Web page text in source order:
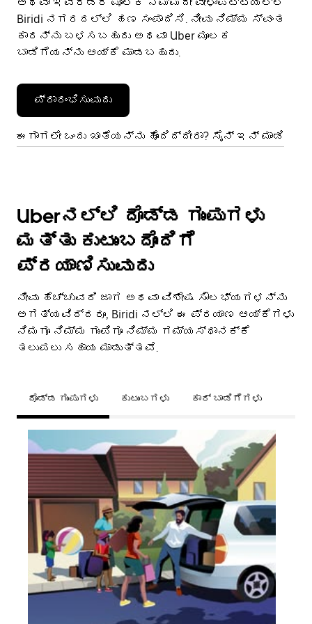
Biridi ನಗರದಲ್ಲಿ ಹಣ ಸಂಪಾದಿಸಿ. ನೀವು ನಿಮ್ಮ ಸ್ವಂತ
ಕಾರನ್ನು ಬಳಸಬಹುದು ಅಥವಾ Uber ಮೂಲಕ
ಬಾಡಿಗೆಯನ್ನು ಆಯ್ಕೆ ಮಾಡಬಹುದು.
ಪ್ರಾರಂಭಿಸುವುದು
ಈಗಾಗಲೇ ಒಂದು ಖಾತೆಯನ್ನು ಹೊಂದಿದ್ದೀರಾ? ಸೈನ್ ಇನ್ ಮಾಡಿ
Uberನಲ್ಲಿ ದೊಡ್ಡ ಗುಂಪುಗಳು
ಮತ್ತು ಕುಟುಂಬದೊಂದಿಗೆ
ಪ್ರಯಾಣಿಸುವುದು
ನೀವು ಹೆಚ್ಚುವರಿ ಜಾಗ ಅಥವಾ ವಿಶೇಷ ಸೌಲಭ್ಯಗಳನ್ನು
ಅಗತ್ಯವಿದ್ದರೂ, Biridi ನಲ್ಲಿ ಈ ಪ್ರಯಾಣ ಆಯ್ಕೆಗಳು
ನಿಮಗೂ ನಿಮ್ಮ ಗುಂಪಿಗೂ ನಿಮ್ಮ ಗಮ್ಯಸ್ಥಾನಕ್ಕೆ
ತಲುಪಲು ಸಹಾಯ ಮಾಡುತ್ತವೆ.
ದೊಡ್ಡ ಗುಂಪುಗಳು ಕುಟುಂಬಗಳು ಕಾರ್ ಬಾಡಿಗೆಗಳು